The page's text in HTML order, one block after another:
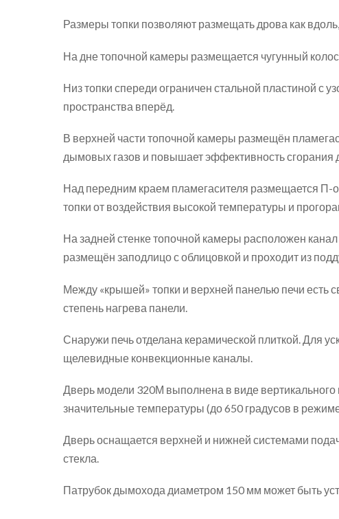
Размеры топки позволяют размещать дрова как
На дне топочной камеры размещается чугунный
Низ топки спереди ограничен стальной пластиной
пространства вперёд.
В верхней части топочной камеры размещён
дымовых газов и повышает эффективность сгорания
Над передним краем пламегасителя размещается
топки от воздействия высокой температуры и
На задней стенке топочной камеры расположен
размещён заподлицо с облицовкой и проходит из
Между «крышей» топки и верхней панелью печи есть
степень нагрева панели.
Снаружи печь отделана керамической плиткой. Для
щелевидные конвекционные каналы.
Дверь модели 320М выполнена в виде
значительные температуры (до 650 градусов в
Дверь оснащается верхней и нижней системами
стекла.
Патрубок дымохода диаметром 150 мм может быть